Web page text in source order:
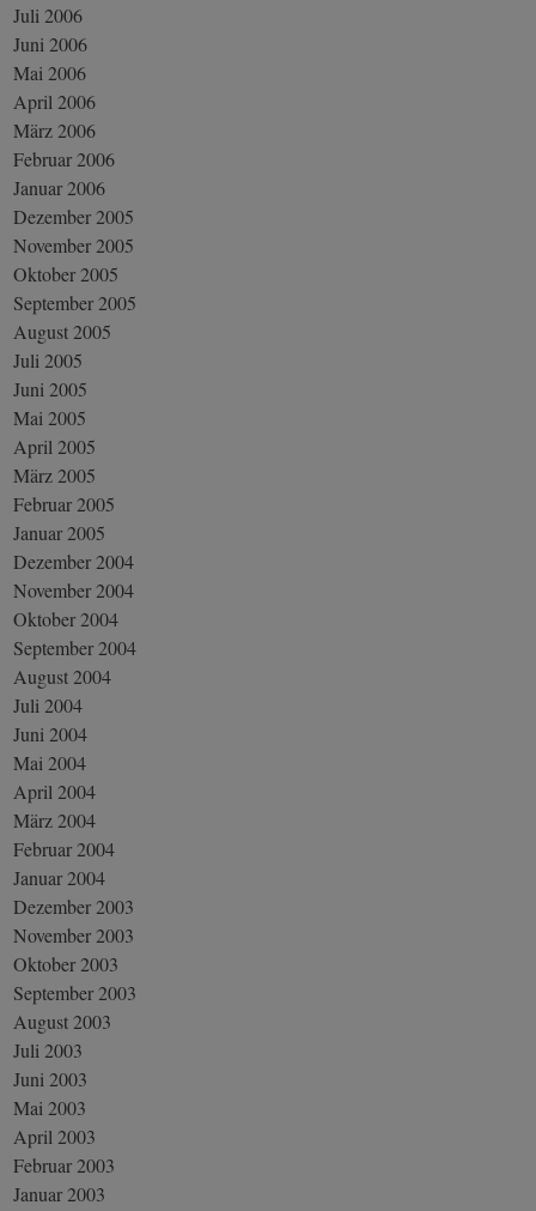
Juli 2006
Juni 2006
Mai 2006
April 2006
März 2006
Februar 2006
Januar 2006
Dezember 2005
November 2005
Oktober 2005
September 2005
August 2005
Juli 2005
Juni 2005
Mai 2005
April 2005
März 2005
Februar 2005
Januar 2005
Dezember 2004
November 2004
Oktober 2004
September 2004
August 2004
Juli 2004
Juni 2004
Mai 2004
April 2004
März 2004
Februar 2004
Januar 2004
Dezember 2003
November 2003
Oktober 2003
September 2003
August 2003
Juli 2003
Juni 2003
Mai 2003
April 2003
Februar 2003
Januar 2003